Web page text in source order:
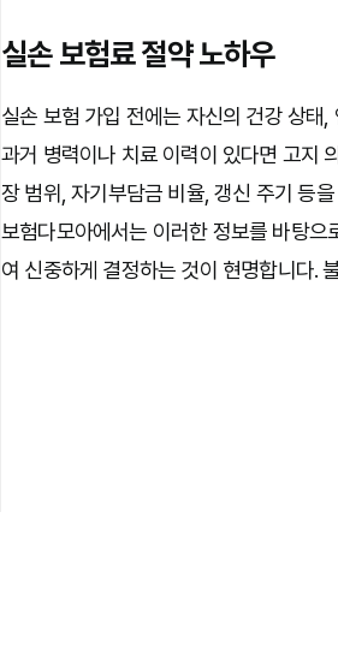
실손 보험료 절약 노하우
실손 보험 가입 전에는 자신의 건강 상태
과거 병력이나 치료 이력이 있다면 고지
장 범위, 자기부담금 비율, 갱신 주기 등
보험다모아에서는 이러한 정보를 바탕
여 신중하게 결정하는 것이 현명합니다.